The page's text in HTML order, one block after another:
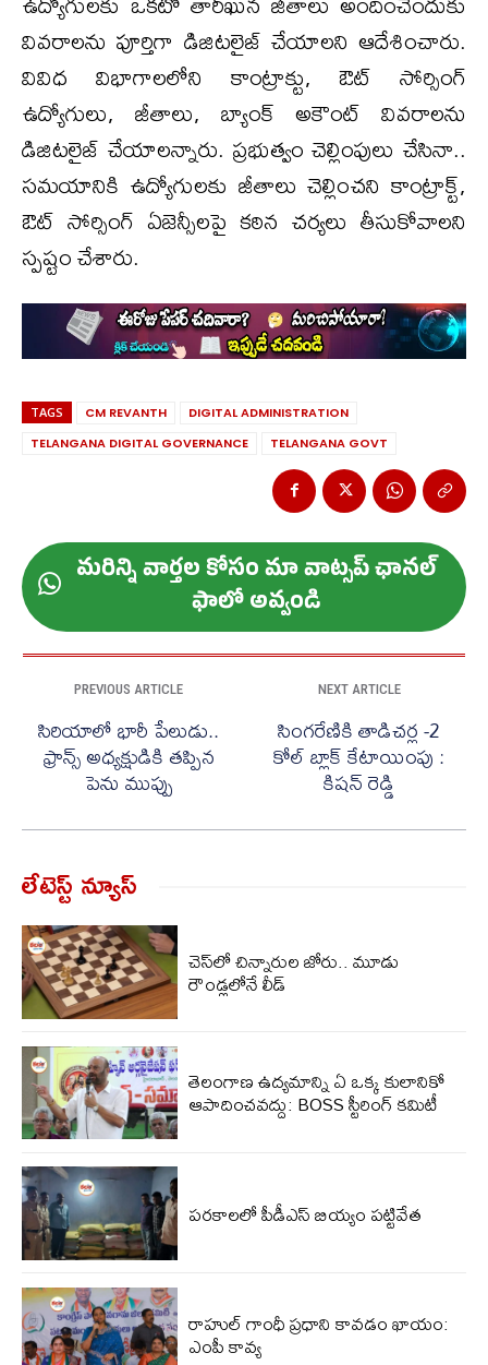
వివరాలను పూర్తిగా డిజిటలైజ్ చేయాలని ఆదేశించారు.
వివిధ విభాగాలలోని కాంట్రాక్టు, ఔట్ సోర్సింగ్
ఉద్యోగులు, జీతాలు, బ్యాంక్ అకౌంట్ వివరాలను
డిజిటలైజ్ చేయాలన్నారు. ప్రభుత్వం చెల్లింపులు చేసినా..
సమయానికి ఉద్యోగులకు జీతాలు చెల్లించని కాంట్రాక్ట్,
ఔట్ సోర్సింగ్ ఏజెన్సీలపై కఠిన చర్యలు తీసుకోవాలని
స్పష్టం చేశారు.
TAGS CM REVANTH
DIGITAL ADMINISTRATION
TELANGANA DIGITAL GOVERNANCE
TELANGANA GOVT
మ‌రిన్ని వార్త‌ల కోసం మా వాట్స‌ప్ ఛాన‌ల్
ఫాలో అవ్వండి
PREVIOUS ARTICLE
సిరియాలో భారీ పేలుడు..
ఫ్రాన్స్ అధ్యక్షుడికి తప్పిన
పెను ముప్పు
NEXT ARTICLE
సింగరేణికి తాడిచర్ల -2
కోల్ బ్లాక్ కేటాయింపు :
కిషన్ రెడ్డి
లేటెస్ట్ న్యూస్‌
చెస్‌లో చిన్నారుల జోరు.. మూడు
రౌండ్లలోనే లీడ్
తెలంగాణ ఉద్యమాన్ని ఏ ఒక్క కులానికో
ఆపాదించవద్దు: BOSS స్టీరింగ్ కమిటీ
పరకాలలో పీడీఎస్‌ బియ్యం పట్టివేత
రాహుల్ గాంధీ ప్రధాని కావడం ఖాయం:
ఎంపీ కావ్య